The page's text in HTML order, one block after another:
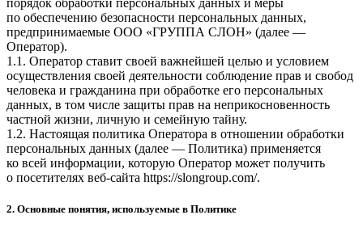
по обеспечению безопасности персональных данных,
предпринимаемые ООО «ГРУППА СЛОН» (далее —
Оператор).
1.1. Оператор ставит своей важнейшей целью и условием
осуществления своей деятельности соблюдение прав и свобод
человека и гражданина при обработке его персональных
данных, в том числе защиты прав на неприкосновенность
частной жизни, личную и семейную тайну.
1.2. Настоящая политика Оператора в отношении обработки
персональных данных (далее — Политика) применяется
ко всей информации, которую Оператор может получить
о посетителях веб-сайта https://slongroup.com/.
2. Основные понятия, используемые в Политике